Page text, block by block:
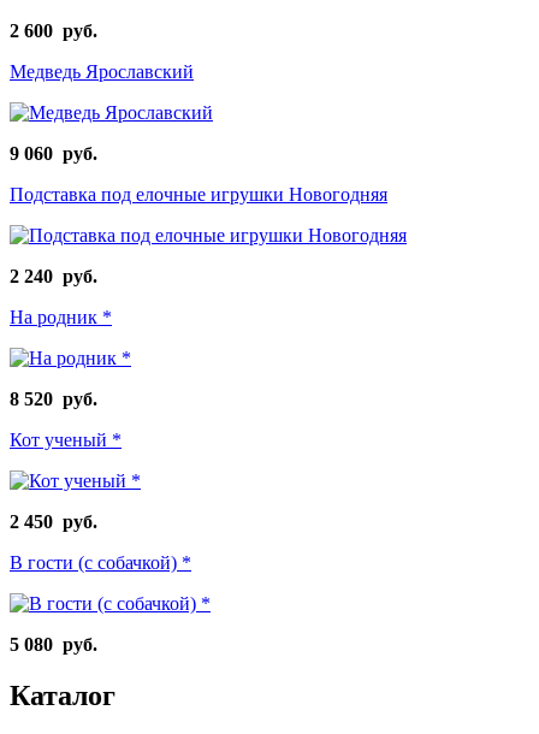
2 600 руб.
Медведь Ярославский
9 060 руб.
Подставка под елочные игрушки Новогодняя
2 240 руб.
На родник *
8 520 руб.
Кот ученый *
2 450 руб.
В гости (с собачкой) *
5 080 руб.
Каталог